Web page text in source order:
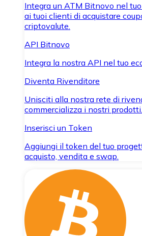
Integra un ATM Bitnovo nel
ai tuoi clienti di acquistare
criptovalute.
API Bitnovo
Integra la nostra API nel tuo
Diventa Rivenditore
Unisciti alla nostra rete di
commercializza i nostri prodotti.
Inserisci un Token
Aggiungi il token del tuo
acquisto, vendita e swap.